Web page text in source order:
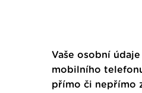
Vaše osobní
mobilního
přímo či nepřímo